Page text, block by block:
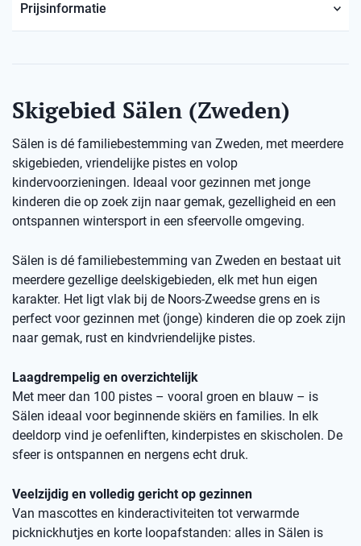
Prijsinformatie
Skigebied Sälen (Zweden)
Sälen is dé familiebestemming van Zweden, met meerdere
skigebieden, vriendelijke pistes en volop
kindervoorzieningen. Ideaal voor gezinnen met jonge
kinderen die op zoek zijn naar gemak, gezelligheid en een
ontspannen wintersport in een sfeervolle omgeving.
Sälen is dé familiebestemming van Zweden en bestaat uit
meerdere gezellige deelskigebieden, elk met hun eigen
karakter. Het ligt vlak bij de Noors-Zweedse grens en is
perfect voor gezinnen met (jonge) kinderen die op zoek zijn
naar gemak, rust en kindvriendelijke pistes.
Laagdrempelig en overzichtelijk
Met meer dan 100 pistes – vooral groen en blauw – is
Sälen ideaal voor beginnende skiërs en families. In elk
deeldorp vind je oefenliften, kinderpistes en skischolen. De
sfeer is ontspannen en nergens echt druk.
Veelzijdig en volledig gericht op gezinnen
Van mascottes en kinderactiviteiten tot verwarmde
picknickhutjes en korte loopafstanden: alles in Sälen is